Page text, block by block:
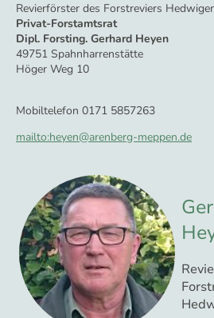
Revierförster des Forstreviers
Privat-Forstamtsrat
Dipl. Forsting. Gerhard Heyen
49751 Spahnharrenstätte
Höger Weg 10
Mobiltelefon 0171 5857263
mailto:heyen@arenberg-meppen.de